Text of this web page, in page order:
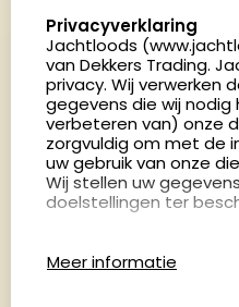
Nederland
4.8
2883 beoordelingen
Openingstijden
Dinsdag en donderdag:
uur
Afspraak maken
select language
Privacyverklaring
Jachtloods
van Dekkers Trading.
privacy. Wij verwerken
gegevens die wij
verbeteren van) onze
zorgvuldig om met de
uw gebruik van onze
Wij stellen uw
doelstellingen ter
Meer informatie